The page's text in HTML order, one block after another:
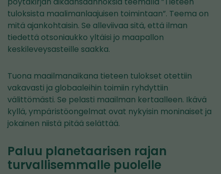
tuloksista maalimanlaajuisen toimintaan”. Teema on
mitä ajankohtaisin. Se alleviivaa sitä, että ilman
tiedettä otsoniaukko yltäisi jo maapallon
keskileveysasteille saakka.
Tuona maailmanaikana tieteen tulokset otettiin
vakavasti ja globaaleihin toimiin ryhdyttiin
välittömästi. Se pelasti maailman kertaalleen. Ikävä
kyllä, ympäristöongelmat ovat nykyisin moninaiset ja
jokainen niistä pitää selättää.
Paluu planetaarisen rajan
turvallisemmalle puolelle